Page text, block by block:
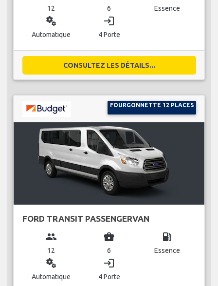
12 6 Essence
miscellaneous_services
Automatique
login
4 Porte
CONSULTEZ LES DÉTAILS...
FOURGONNETTE 12 PLACES
FORD TRANSIT PASSENGERVAN
group
12
business_center
6
local_gas_station
Essence
miscellaneous_services
Automatique
login
4 Porte